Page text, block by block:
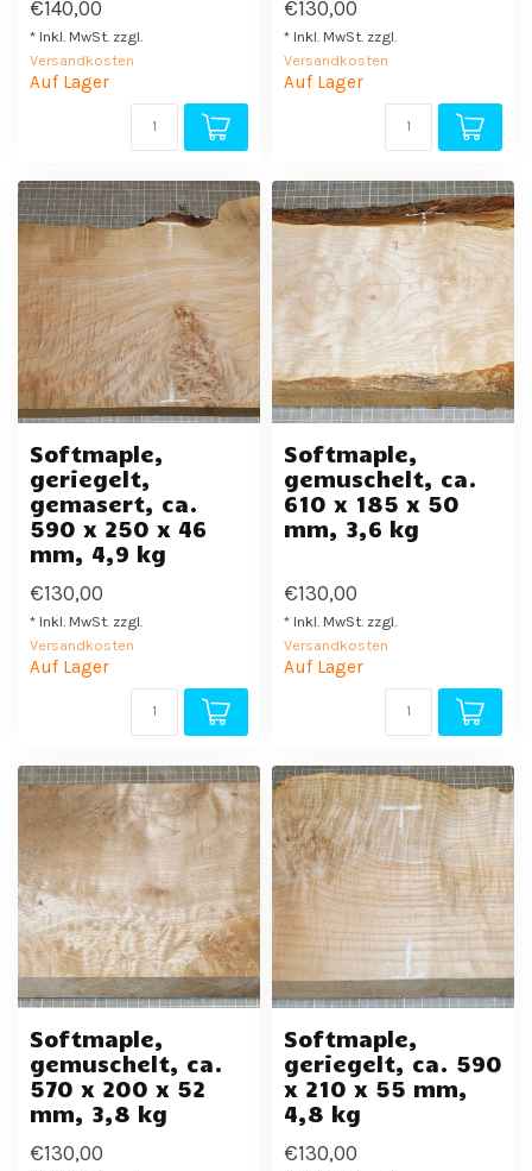
€140,00
* Inkl. MwSt. zzgl.
Versandkosten
Auf Lager
€130,00
* Inkl. MwSt. zzgl.
Versandkosten
Auf Lager
Softmaple,
geriegelt,
gemasert, ca.
590 x 250 x 46
mm, 4,9 kg
€130,00
* Inkl. MwSt. zzgl.
Versandkosten
Auf Lager
Softmaple,
gemuschelt, ca.
610 x 185 x 50
mm, 3,6 kg
€130,00
* Inkl. MwSt. zzgl.
Versandkosten
Auf Lager
Softmaple,
gemuschelt, ca.
570 x 200 x 52
mm, 3,8 kg
€130,00
Softmaple,
geriegelt, ca. 590
x 210 x 55 mm,
4,8 kg
€130,00